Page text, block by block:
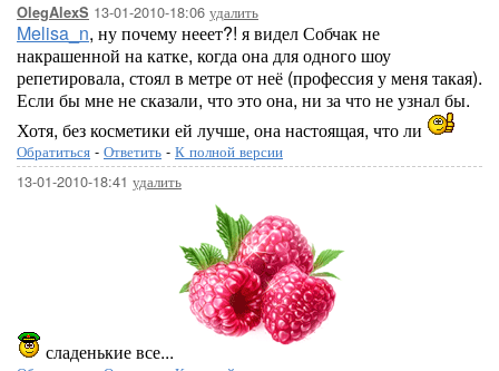
OlegAlexS 13-01-2010-18:06 удалить
Melisa_n, ну почему нееет?! я видел Собчак не
накрашенной на катке, когда она для одного шоу
репетировала, стоял в метре от неё (профессия у меня такая).
Если бы мне не сказали, что это она, ни за что не узнал бы.
Хотя, без косметики ей лучше, она настоящая, что ли
Обратиться - Ответить - К полной версии
13-01-2010-18:41 удалить
сладенькие все...